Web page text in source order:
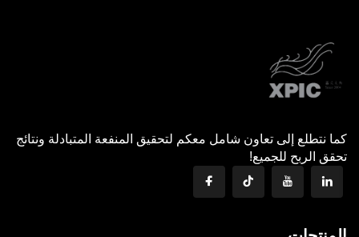
كما نتطلع إلى تعاون شامل معكم لتحقيق المنفعة المتبادلة ونتائج
تحقق الربح للجميع!